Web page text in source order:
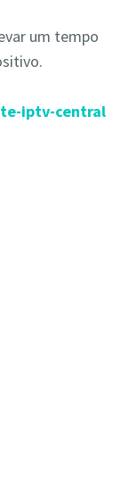
um tempo
iptv-central